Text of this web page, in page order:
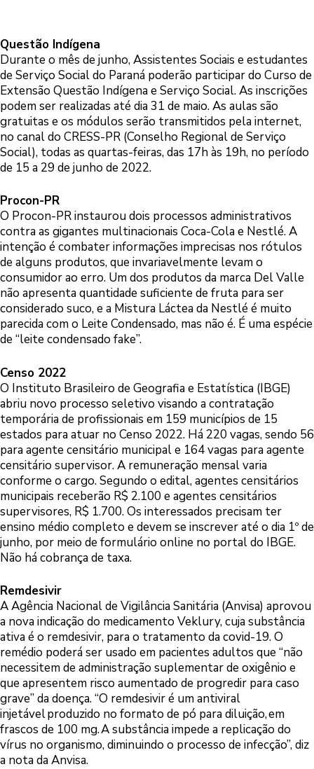
Questão Indígena
Durante o mês de junho, Assistentes Sociais e estudantes
de Serviço Social do Paraná poderão participar do Curso de
Extensão Questão Indígena e Serviço Social. As inscrições
podem ser realizadas até dia 31 de maio. As aulas são
gratuitas e os módulos serão transmitidos pela internet,
no canal do CRESS-PR (Conselho Regional de Serviço
Social), todas as quartas-feiras, das 17h às 19h, no período
de 15 a 29 de junho de 2022.
Procon-PR
O Procon-PR instaurou dois processos administrativos
contra as gigantes multinacionais Coca-Cola e Nestlé. A
intenção é combater informações imprecisas nos rótulos
de alguns produtos, que invariavelmente levam o
consumidor ao erro. Um dos produtos da marca Del Valle
não apresenta quantidade suficiente de fruta para ser
considerado suco, e a Mistura Láctea da Nestlé é muito
parecida com o Leite Condensado, mas não é. É uma espécie
de “leite condensado fake”.
Censo 2022
O Instituto Brasileiro de Geografia e Estatística (IBGE)
abriu novo processo seletivo visando a contratação
temporária de profissionais em 159 municípios de 15
estados para atuar no Censo 2022. Há 220 vagas, sendo 56
para agente censitário municipal e 164 vagas para agente
censitário supervisor. A remuneração mensal varia
conforme o cargo. Segundo o edital, agentes censitários
municipais receberão R$ 2.100 e agentes censitários
supervisores, R$ 1.700. Os interessados precisam ter
ensino médio completo e devem se inscrever até o dia 1º de
junho, por meio de formulário online no portal do IBGE.
Não há cobrança de taxa.
Remdesivir
A Agência Nacional de Vigilância Sanitária (Anvisa) aprovou
a nova indicação do medicamento Veklury, cuja substância
ativa é o remdesivir, para o tratamento da covid-19. O
remédio poderá ser usado em pacientes adultos que “não
necessitem de administração suplementar de oxigênio e
que apresentem risco aumentado de progredir para caso
grave” da doença. “O remdesivir é um antiviral
injetável produzido no formato de pó para diluição, em
frascos de 100 mg. A substância impede a replicação do
vírus no organismo, diminuindo o processo de infecção”, diz
a nota da Anvisa.